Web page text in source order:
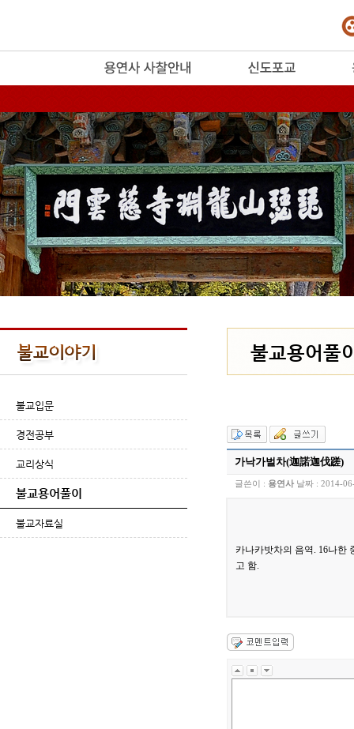
불교입문
경전공부
교리상식
불교용어풀이
불교자료실
불교용어풀
가낙가벌차(迦諾迦伐蹉)
글쓴이 : 용연사 날짜 : 2014-
카나카밧차의 음역. 16나한
고 함.